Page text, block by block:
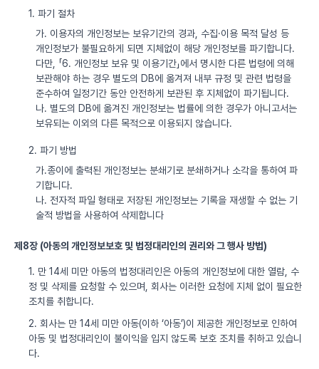
1. 파기 절차
가. 이용자의 개인정보는 보유기간의 경과, 수집·이용 목적 달성 등
개인정보가 불필요하게 되면 지체없이 해당 개인정보를 파기합니다.
다만, 「6. 개인정보 보유 및 이용기간」에서 명시한 다른 법령에 의해
보관해야 하는 경우 별도의 DB에 옮겨져 내부 규정 및 관련 법령을
준수하여 일정기간 동안 안전하게 보관된 후 지체없이 파기됩니다.
나. 별도의 DB에 옮겨진 개인정보는 법률에 의한 경우가 아니고서는
보유되는 이외의 다른 목적으로 이용되지 않습니다.
2. 파기 방법
가.종이에 출력된 개인정보는 분쇄기로 분쇄하거나 소각을 통하여 파
기합니다.
나. 전자적 파일 형태로 저장된 개인정보는 기록을 재생할 수 없는 기
술적 방법을 사용하여 삭제합니다
제8장 (아동의 개인정보보호 및 법정대리인의 권리와 그 행사 방법)
1. 만 14세 미만 아동의 법정대리인은 아동의 개인정보에 대한 열람, 수
정 및 삭제를 요청할 수 있으며, 회사는 이러한 요청에 지체 없이 필요한
조치를 취합니다.
2. 회사는 만 14세 미만 아동(이하 ‘아동’)이 제공한 개인정보로 인하여
아동 및 법정대리인이 불이익을 입지 않도록 보호 조치를 취하고 있습니
다.